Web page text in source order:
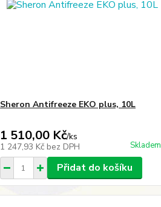
Sheron Antifreeze EKO plus, 10L
1 510,00 Kč/ks
1 247,93 Kč bez DPH Skladem
Přidat do košíku